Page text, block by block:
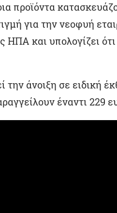
προϊόντα
για την νεοφυή
ΗΠΑ και υπολογίζει
την άνοιξη σε ειδική
έναντι 229